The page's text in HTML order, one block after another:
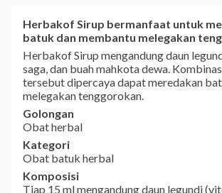
Herbakof Sirup bermanfaat untuk
batuk dan membantu melegakan
Herbakof Sirup mengandung daun
saga, dan buah mahkota dewa.
tersebut dipercaya dapat meredakan
melegakan tenggorokan.
Golongan
Obat herbal
Kategori
Obat batuk herbal
Komposisi
Tiap 15 ml mengandung daun legundi